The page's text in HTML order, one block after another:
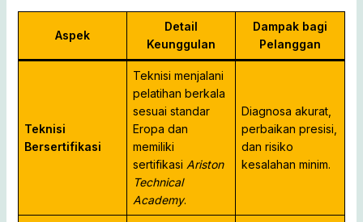
Aspek
Detail
Keunggulan
Dampak bagi
Pelanggan
Teknisi
Bersertifikasi
Teknisi menjalani
pelatihan berkala
sesuai standar
Eropa dan
memiliki
sertifikasi Ariston
Technical
Academy.
Diagnosa akurat,
perbaikan presisi,
dan risiko
kesalahan minim.